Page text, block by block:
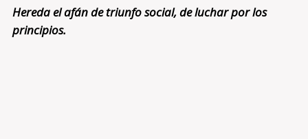
Hereda el afán de triunfo social, de luchar por los
principios.